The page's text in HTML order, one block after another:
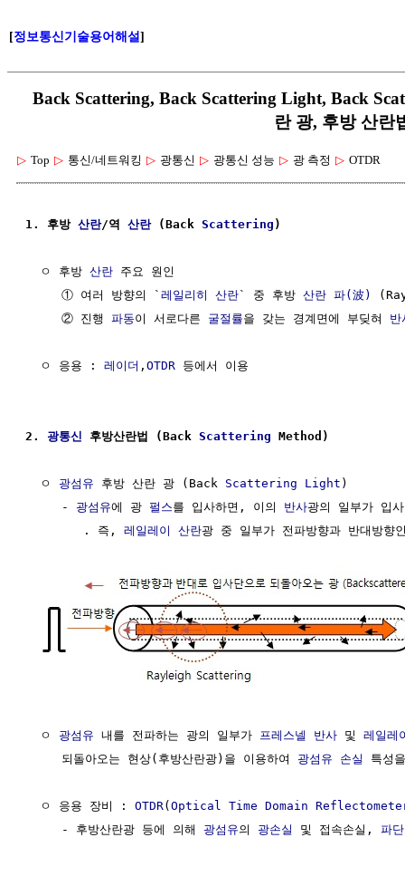
[정보통신기술용어해설]
Back Scattering, Back Scattering Light, Back
란 광, 후방 산란
▷ Top ▷ 통신/네트워킹 ▷ 광통신 ▷ 광통신 성능 ▷ 광 측정 ▷ OTDR
1. 후방 산란/역 산란 (Back Scattering )
  ㅇ 후방
산란 주요 원인
     ① 여러 방향의 `
레일리히 산란` 중 후방 산란 파(波)
     ② 진행
파동이 서로다른 굴절률을 갖는 경계면에 부딪혀 반
  ㅇ 응용 :
레이더 , OTDR 등에서 이용
2. 광통신 후방산란법 (Back Scattering Method)
  ㅇ
광섬유 후방 산란 광 (Back Scattering Light )
     -
광섬유에 광 펄스를 입사하면, 이의 반사광의 일부가 입
        . 즉,
레일레이 산란광 중 일부가 전파방향과 반대방향
  ㅇ
광섬유 내를 전파하는 광의 일부가 프레스넬 반사 및 레일레
     되돌아오는 현상(후방산란광)을 이용하여
광섬유 손실 특성
  ㅇ 응용 장비 :
OTDR(Optical Time Domain
     - 후방산란광 등에 의해
광섬유의 광손실 및 접속손실, 파단